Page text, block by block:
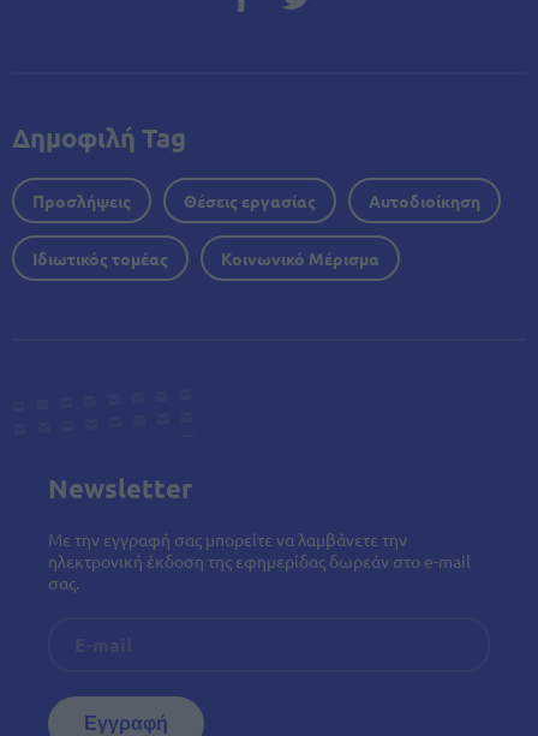
Δημοφιλή Tag
Προσλήψεις Θέσεις εργασίας Αυτοδιοίκηση
Ιδιωτικός τομέας Κοινωνικό Μέρισμα
Newsletter
Με την εγγραφή σας μπορείτε να λαμβάνετε την
ηλεκτρονική έκδοση της εφημερίδας δωρεάν στο e-mail
σας.